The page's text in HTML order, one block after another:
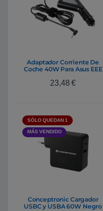
Adaptador Corriente De
Coche 40W Para Asus EEE
23,48€
SÓLO QUEDAN 1
MÁS VENDIDO
Conceptronic Cargador
USBC y USBA 60W Negro